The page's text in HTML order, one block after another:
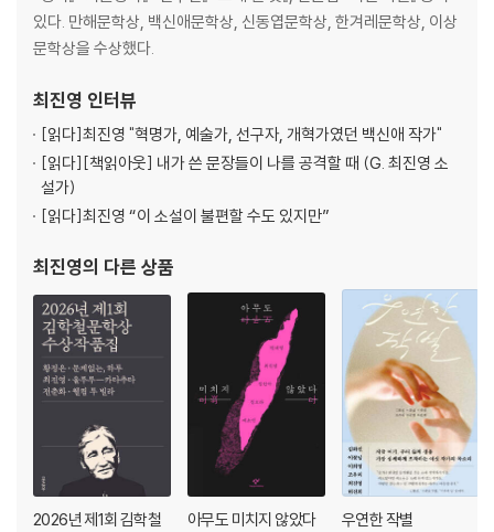
있다. 만해문학상, 백신애문학상, 신동엽문학상, 한겨레문학상, 이상
문학상을 수상했다.
최진영 인터뷰
[읽다]최진영 "혁명가, 예술가, 선구자, 개혁가였던 백신애 작가"
[읽다][책읽아웃] 내가 쓴 문장들이 나를 공격할 때 (G. 최진영 소
설가)
[읽다]최진영 “이 소설이 불편할 수도 있지만”
최진영의 다른 상품
2026년 제1회 김학철
아무도 미치지 않았다 우연한 작별